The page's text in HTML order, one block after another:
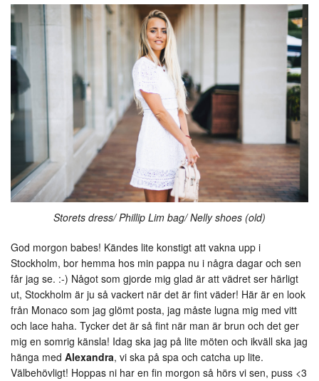
Storets dress/ Phillip Lim bag/ Nelly shoes (old)
God morgon babes! Kändes lite konstigt att vakna upp i
Stockholm, bor hemma hos min pappa nu i några dagar och sen
får jag se. :-) Något som gjorde mig glad är att vädret ser härligt
ut, Stockholm är ju så vackert när det är fint väder! Här är en look
från Monaco som jag glömt posta, jag måste lugna mig med vitt
och lace haha. Tycker det är så fint när man är brun och det ger
mig en somrig känsla! Idag ska jag på lite möten och ikväll ska jag
hänga med Alexandra, vi ska på spa och catcha up lite.
Välbehövligt! Hoppas ni har en fin morgon så hörs vi sen, puss <3